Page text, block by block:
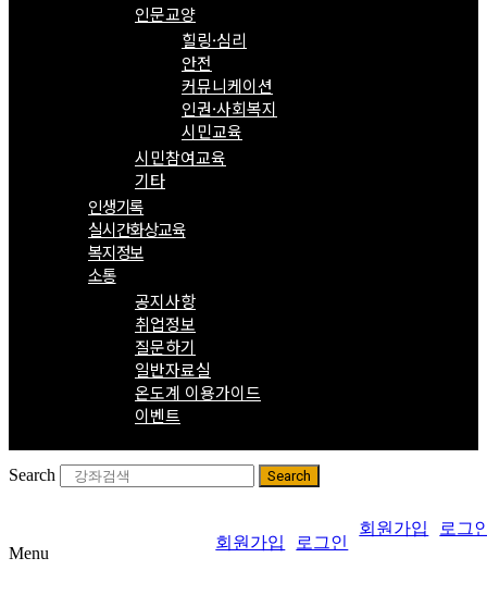
인문교양
힐링·심리
안전
커뮤니케이션
인권·사회복지
시민교육
시민참여교육
기타
인생기록
실시간화상교육
복지정보
소통
공지사항
취업정보
질문하기
일반자료실
온도계 이용가이드
이벤트
Search Search
회원가입 로그
회원가입 로그인
Menu